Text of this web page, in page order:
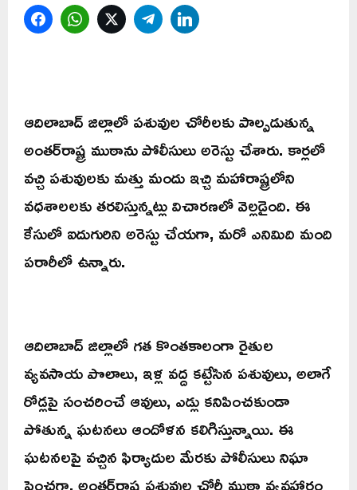
FacebookWhatsAppTwitterTelegram
ఆదిలాబాద్ జిల్లాలో పశువుల చోరీలకు పాల్పడుతున్న
అంతర్‌రాష్ట్ర ముఠాను పోలీసులు అరెస్టు చేశారు. కార్లలో
వచ్చి పశువులకు మత్తు మందు ఇచ్చి మహారాష్ట్రలోని
వధశాలలకు తరలిస్తున్నట్లు విచారణలో వెల్లడైంది. ఈ
కేసులో ఐదుగురిని అరెస్టు చేయగా, మరో ఎనిమిది మంది
పరారీలో ఉన్నారు.
ఆదిలాబాద్ జిల్లాలో గత కొంతకాలంగా రైతుల
వ్యవసాయ పొలాలు, ఇళ్ల వద్ద కట్టేసిన పశువులు, అలాగే
రోడ్లపై సంచరించే ఆవులు, ఎడ్లు కనిపించకుండా
పోతున్న ఘటనలు ఆందోళన కలిగిస్తున్నాయి. ఈ
ఘటనలపై వచ్చిన ఫిర్యాదుల మేరకు పోలీసులు నిఘా